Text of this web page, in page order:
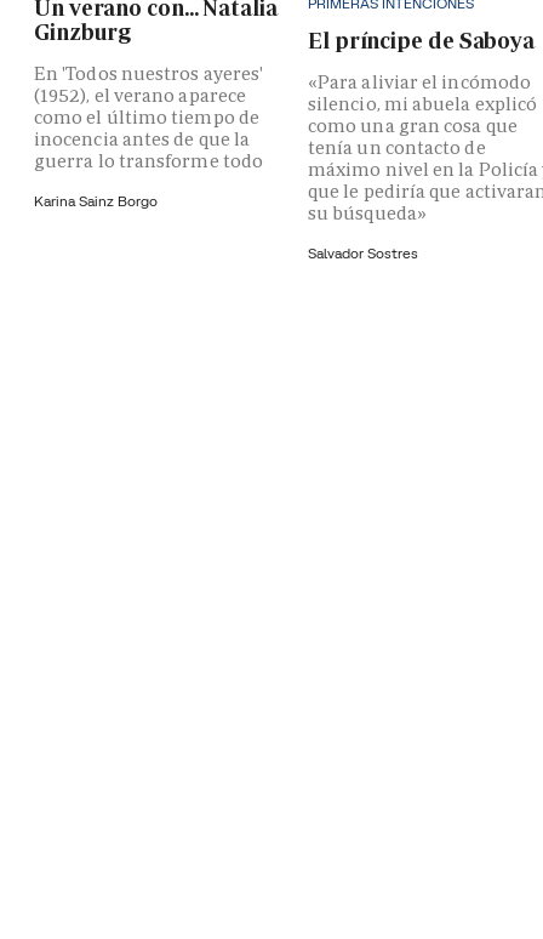
Un verano con... Natalia
Ginzburg
En 'Todos nuestros ayeres'
(1952), el verano aparece
como el último tiempo de
inocencia antes de que la
guerra lo transforme todo
Karina Sainz Borgo
El príncipe de Saboya
«Para aliviar el incómodo
silencio, mi abuela explicó
como una gran cosa que
tenía un contacto de
máximo nivel en la Policía
que le pediría que
su búsqueda»
Salvador Sostres